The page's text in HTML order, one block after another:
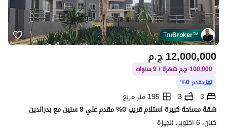
TruBroker™
ج.م12,000,000
100,000 ج.م شهريًا / 9 سنوات
مقدم 0%
3
3
195 متر مربع
شقة مساحة كبيرة استلام قريب 0% مقدم علي 9 سنين مع بدرالدين
كيان، 6 اكتوبر، الجيزة